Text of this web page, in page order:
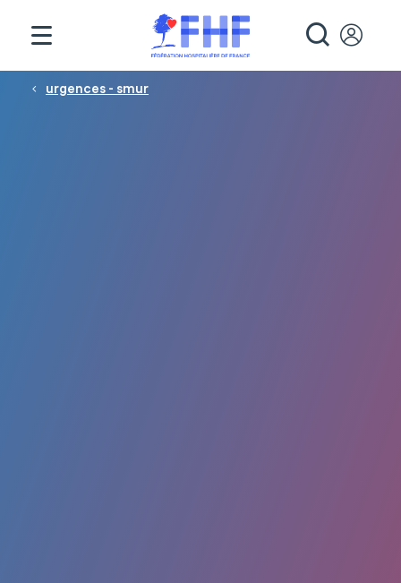
Fil d'Ariane
urgences - smur
Panneau de gestion des cookies